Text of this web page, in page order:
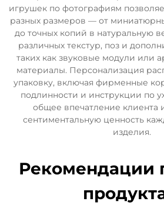
игрушек по фотографиям
разных размеров — от
до точных копий в натуральную
различных текстур, поз и
таких как звуковые модули или
материалы. Персонализация
упаковку, включая фирменные
подлинности и инструкции по
общее впечатление клиента
сентиментальную ценность
изделия.
Рекомендации